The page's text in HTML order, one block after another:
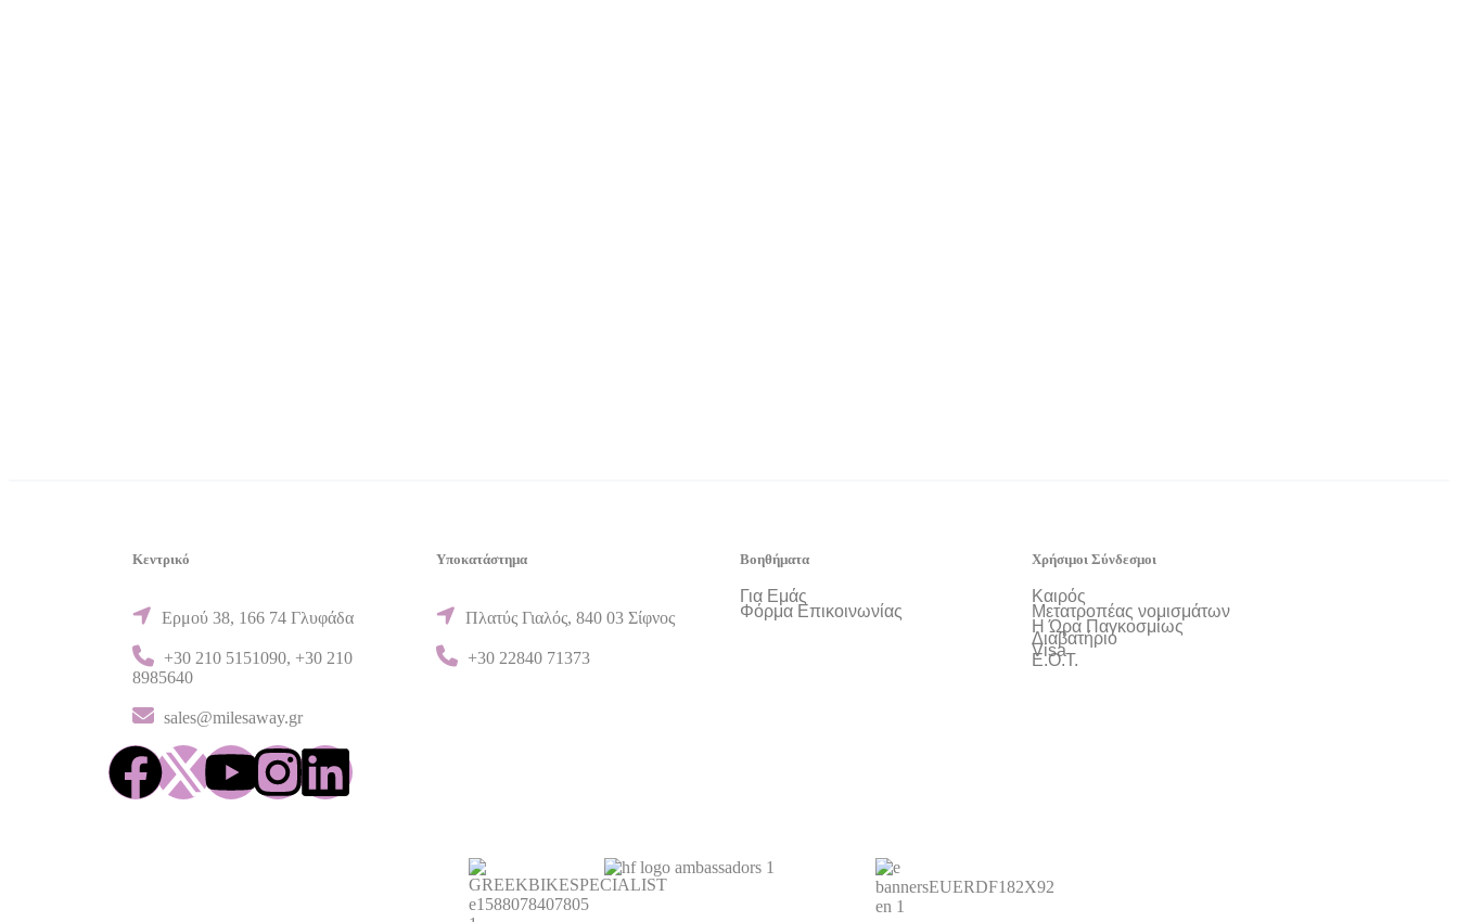
Κεντρικό
Ερμού 38, 166 74 Γλυφάδα
+30 210 5151090, +30 210
8985640
sales@milesaway.gr
Υποκατάστημα
Πλατύς Γιαλός, 840 03 Σίφνος
+30 22840 71373
Βοηθήματα
Για Εμάς
Φόρμα Επικοινωνίας
Χρήσιμοι Σύνδεσμοι
Καιρός
Μετατροπέας νομισμάτων
Η Ώρα Παγκοσμίως
Διαβατήριο
Visa
Ε.Ο.Τ.